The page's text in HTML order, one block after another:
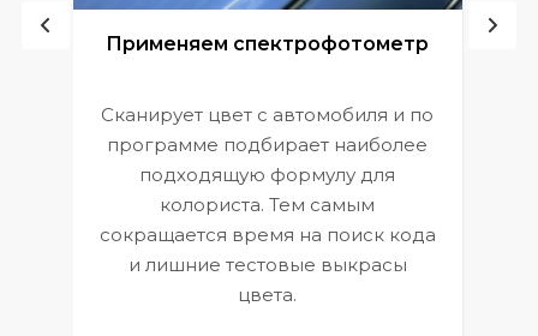
Применяем спектрофотометр
Сканирует цвет с автомобиля и по
программе подбирает наиболее
подходящую формулу для
колориста. Тем самым
сокращается время на поиск кода
и лишние тестовые выкрасы
цвета.